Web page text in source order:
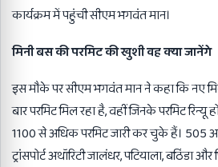
कार्यक्रम में पहुंची सीएम भगवंत मान।
मिनी बस की परमिट की खुशी वह क्या जानेंगे
इस मौके पर सीएम भगवंत मान ने कहा कि नए
बार परमिट मिल रहा है, वहीं जिनके परमिट
1100 से अधिक परमिट जारी कर चुके हैं। 505
ट्रांसपोर्ट अथॉरिटी जालंधर, पटियाला, बठिंडा